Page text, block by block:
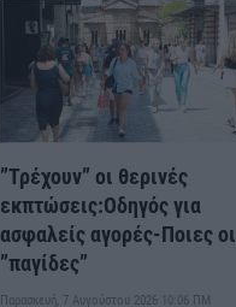
”Τρέχουν” οι θερινές
εκπτώσεις:Οδηγός για
ασφαλείς αγορές-Ποιες οι
”παγίδες”
Παρασκευή, 7 Αυγούστου 2026 10:06 ΠΜ